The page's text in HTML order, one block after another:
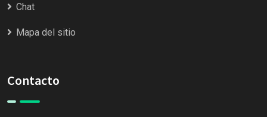
Chat
Mapa del sitio
Contacto